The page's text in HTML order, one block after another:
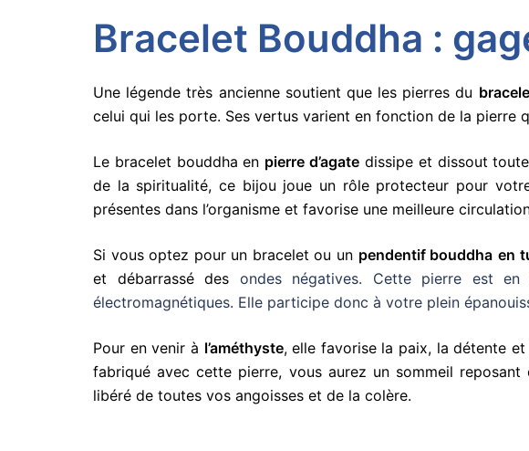
Bracelet Bouddha :
Une légende très ancienne soutient que les pierres du
celui qui les porte. Ses vertus varient en fonction de la pierre
Le bracelet bouddha en pierre d’agate dissipe et dissout
de la spiritualité, ce bijou joue un rôle protecteur pour
présentes dans l’organisme et favorise une meilleure
Si vous optez pour un bracelet ou un pendentif bouddha en
et débarrassé des ondes négatives. Cette pierre est
électromagnétiques. Elle participe donc à votre plein
Pour en venir à l’améthyste, elle favorise la paix, la détente
fabriqué avec cette pierre, vous aurez un sommeil
libéré de toutes vos angoisses et de la colère.